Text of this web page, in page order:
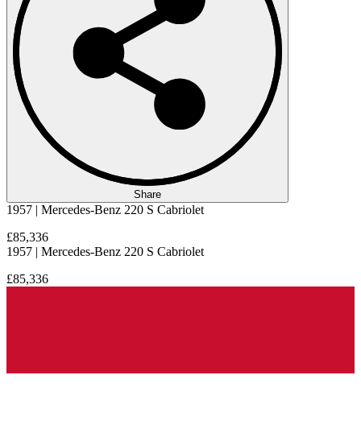
Share
1957 | Mercedes-Benz 220 S Cabriolet
£85,336
1957 | Mercedes-Benz 220 S Cabriolet
£85,336